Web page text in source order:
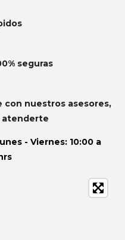
seguras
con nuestros asesores,
atenderte
- Viernes: 10:00 a